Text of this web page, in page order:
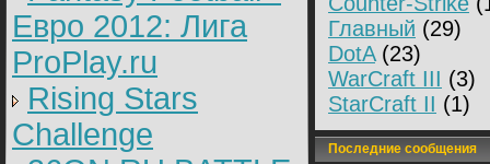
Евро 2012: Лига
ProPlay.ru
Rising Stars
Challenge
Главный (29)
DotA(23)
WarCraft III (3)
StarCraft II (1)
Последние сообщения